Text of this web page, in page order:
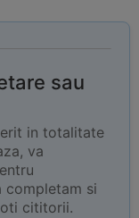
sau
in totalitate
va
completam si
cititorii.